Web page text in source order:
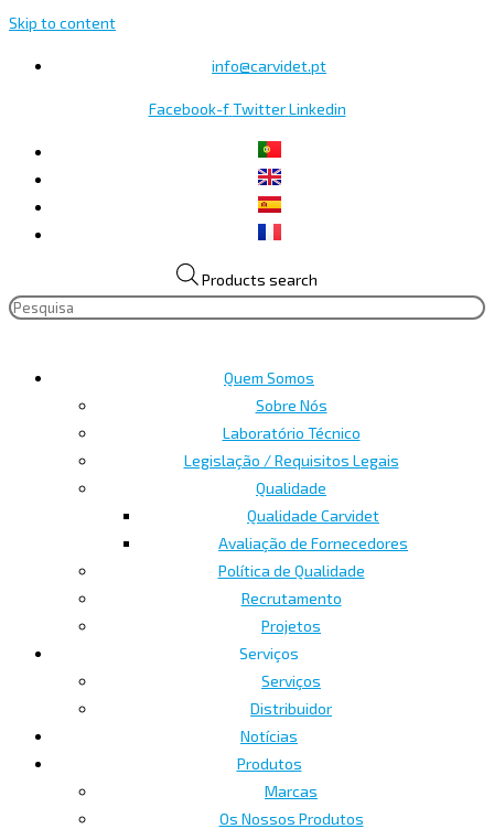
Skip to content
info@carvidet.pt
Facebook-f Twitter Linkedin
Products search
Quem Somos
Sobre Nós
Laboratório Técnico
Legislação / Requisitos Legais
Qualidade
Qualidade Carvidet
Avaliação de Fornecedores
Política de Qualidade
Recrutamento
Projetos
Serviços
Serviços
Distribuidor
Notícias
Produtos
Marcas
Os Nossos Produtos